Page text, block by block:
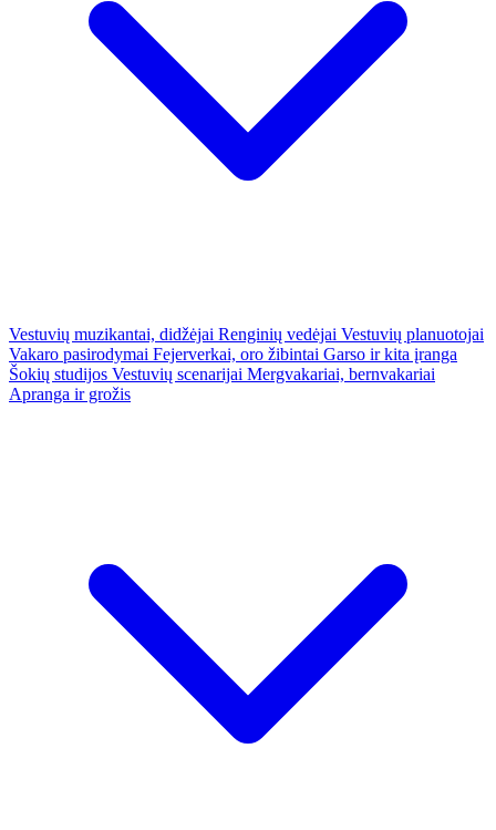
Vestuvių muzikantai, didžėjai Renginių vedėjai Vestuvių planuotojai
Vakaro pasirodymai Fejerverkai, oro žibintai Garso ir kita įranga
Šokių studijos Vestuvių scenarijai Mergvakariai, bernvakariai
Apranga ir grožis